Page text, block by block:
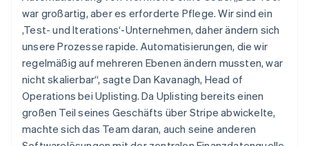
war großartig, aber es erforderte Pflege. Wir sind ein
,Test- und Iterations‘-Unternehmen, daher ändern sich
unsere Prozesse rapide. Automatisierungen, die wir
regelmäßig auf mehreren Ebenen ändern mussten, war
nicht skalierbar“, sagte Dan Kavanagh, Head of
Operations bei Uplisting. Da Uplisting bereits einen
großen Teil seines Geschäfts über Stripe abwickelte,
machte sich das Team daran, auch seine anderen